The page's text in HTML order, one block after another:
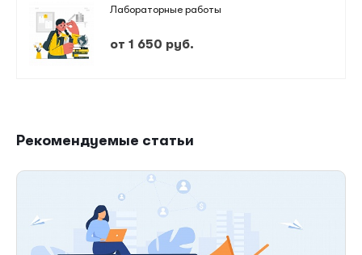
Лабораторные работы
от 1 650 руб.
Рекомендуемые статьи